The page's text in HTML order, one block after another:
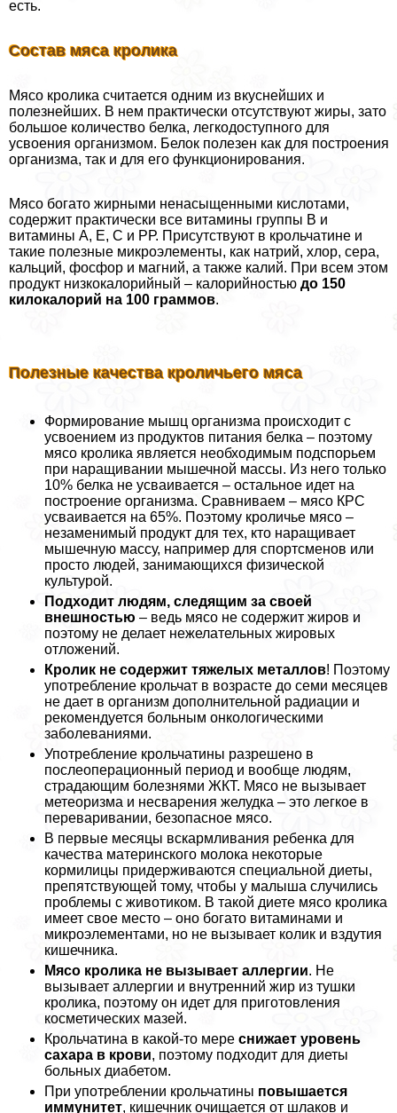
есть.
Состав мяса кролика
Мясо кролика считается одним из вкуснейших и
полезнейших. В нем пpaктически отсутствуют жиры, зато
большое количество белка, легкодоступного для
усвоения организмом. Белок полезен как для построения
организма, так и для его функционирования.
Мясо богато жирными ненасыщенными кислотами,
содержит пpaктически все витамины группы B и
витамины А, Е, С и РР. Присутствуют в крольчатине и
такие полезные микроэлементы, как натрий, хлор, сера,
кальций, фосфор и магний, а также калий. При всем этом
продукт низкокалорийный – калорийностью до 150
килокалорий на 100 граммов.
Полезные качества кроличьего мяса
Формирование мышц организма происходит с
усвоением из продуктов питания белка – поэтому
мясо кролика является необходимым подспорьем
при наращивании мышечной массы. Из него только
10% белка не усваивается – остальное идет на
построение организма. Сравниваем – мясо КРС
усваивается на 65%. Поэтому кроличье мясо –
незаменимый продукт для тех, кто наращивает
мышечную массу, например для спортсменов или
просто людей, занимающихся физической
культурой.
Подходит людям, следящим за своей
внешностью – ведь мясо не содержит жиров и
поэтому не делает нежелательных жировых
отложений.
Кролик не содержит тяжелых металлов! Поэтому
употрeбление крольчат в возрасте до семи месяцев
не дает в организм дополнительной радиации и
рекомендуется больным oнкoлoгическими
заболеваниями.
Употрeбление крольчатины разрешено в
послеоперационный период и вообще людям,
страдающим болезнями ЖКТ. Мясо не вызывает
метеоризма и несварения желудка – это легкое в
переваривании, безопасное мясо.
В первые месяцы вскармливания ребенка для
качества материнского молока некоторые
кормилицы придерживаются специальной диеты,
препятствующей тому, чтобы у малыша случились
проблемы с животиком. В такой диете мясо кролика
имеет свое место – оно богато витаминами и
микроэлементами, но не вызывает колик и вздутия
кишечника.
Мясо кролика не вызывает аллергии. Не
вызывает аллергии и внутренний жир из тушки
кролика, поэтому он идет для приготовления
косметических мазей.
Крольчатина в какой-то мере снижает уровень
сахара в крови, поэтому подходит для диеты
больных диабетом.
При употрeблении крольчатины повышается
иммунитет, кишечник очищается от шлаков и